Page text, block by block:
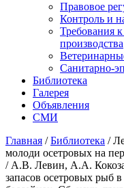
Правовое
Контроль и
Требования
производства
Санитарно-
Библиотека
Галерея
Объявления
СМИ
Главная /Библиотека /
молоди осетровых на
/ А.В. Левин, А.А.
запасов осетровых рыб